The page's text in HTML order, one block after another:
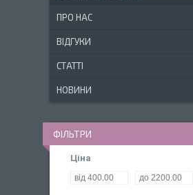
ПРО НАС
ВІДГУКИ
СТАТТІ
НОВИНИ
ФІЛЬТРИ
Ціна